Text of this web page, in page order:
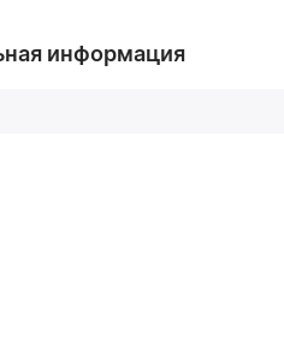
информация